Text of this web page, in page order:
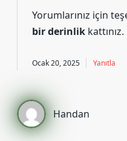
Yorumlarınız için
bir derinlik kattınız.
Ocak 20, 2025 Yanıtla
Handan